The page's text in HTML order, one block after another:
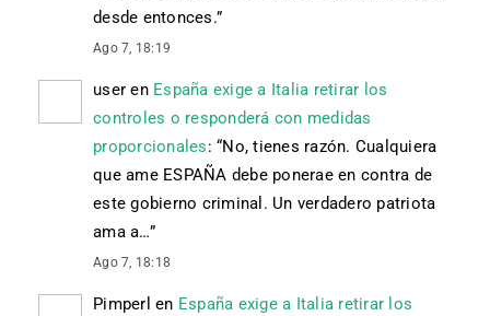
desde entonces.”
Ago 7, 18:19
user en España exige a Italia retirar los
controles o responderá con medidas
proporcionales: “No, tienes razón. Cualquiera
que ame ESPAÑA debe ponerae en contra de
este gobierno criminal. Un verdadero patriota
ama a…”
Ago 7, 18:18
Pimperl en España exige a Italia retirar los